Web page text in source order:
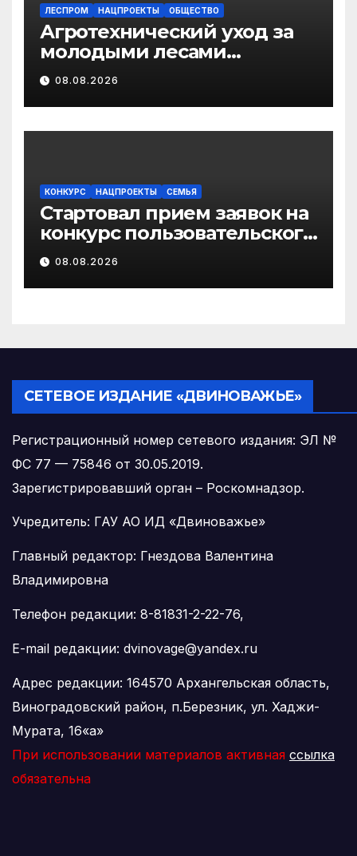
ЛЕСПРОМ НАЦПРОЕКТЫ ОБЩЕСТВО
Агротехнический уход за
молодыми лесами
Поморья провели на
площади более 18 тысяч
гектаров
08.08.2026
КОНКУРС НАЦПРОЕКТЫ СЕМЬЯ
Стартовал прием заявок на
конкурс пользовательского
видео «Отец года – 2026»
08.08.2026
СЕТЕВОЕ ИЗДАНИЕ «ДВИНОВАЖЬЕ»
Регистрационный номер сетевого издания: ЭЛ №
ФС 77 — 75846 от 30.05.2019.
Зарегистрировавший орган – Роскомнадзор.
Учредитель: ГАУ АО ИД «Двиноважье»
Главный редактор: Гнездова Валентина
Владимировна
Телефон редакции: 8-81831-2-22-76,
E-mail редакции: dvinovage@yandex.ru
Адрес редакции: 164570 Архангельская область,
Виноградовский район, п.Березник, ул. Хаджи-
Мурата, 16«а»
При использовании материалов активная ссылка
обязательна